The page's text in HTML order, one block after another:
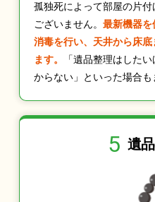
孤独死によって部屋の片
ございません。 最新機器を
消毒を行い、天井から床
ます。
「遺品整理はした
からない」といった場合も
5 遺